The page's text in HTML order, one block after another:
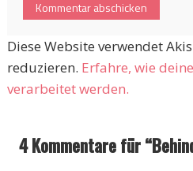
Diese Website verwendet
reduzieren. Erfahre, wie
verarbeitet werden.
4 Kommentare für “